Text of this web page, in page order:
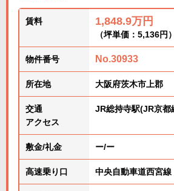
賃料 1,848.9万円
（坪単価：5,136円）
物件番号 No.30933
所在地 大阪府茨木市上郡
交通
アクセス
JR総持寺駅(JR京都
敷金/礼金 ー/ー
高速乗り口 中央自動車道西宮線